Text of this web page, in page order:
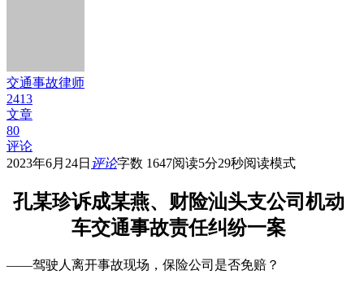
交通事故律师
2413
文章
80
评论
2023年6月24日 评论字数 1647阅读5分29秒阅读模式
孔某珍诉成某燕、财险汕头支公司机动
车交通事故责任纠纷一案
——驾驶人离开事故现场，保险公司是否免赔？